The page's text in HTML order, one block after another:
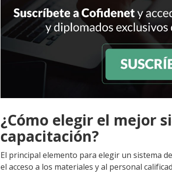
¿Cómo elegir el mejor
capacitación?
El principal elemento para elegir un sistema
el acceso a los materiales y al personal